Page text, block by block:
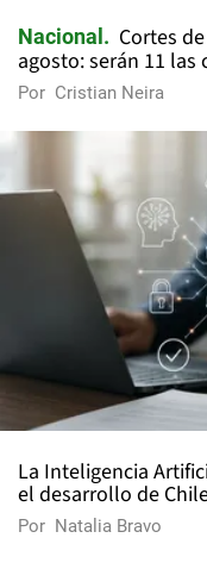
Nacional
Cortes
agosto: serán 11 las
Por Cristian Neira
La Inteligencia
el desarrollo de
Por Natalia Bravo